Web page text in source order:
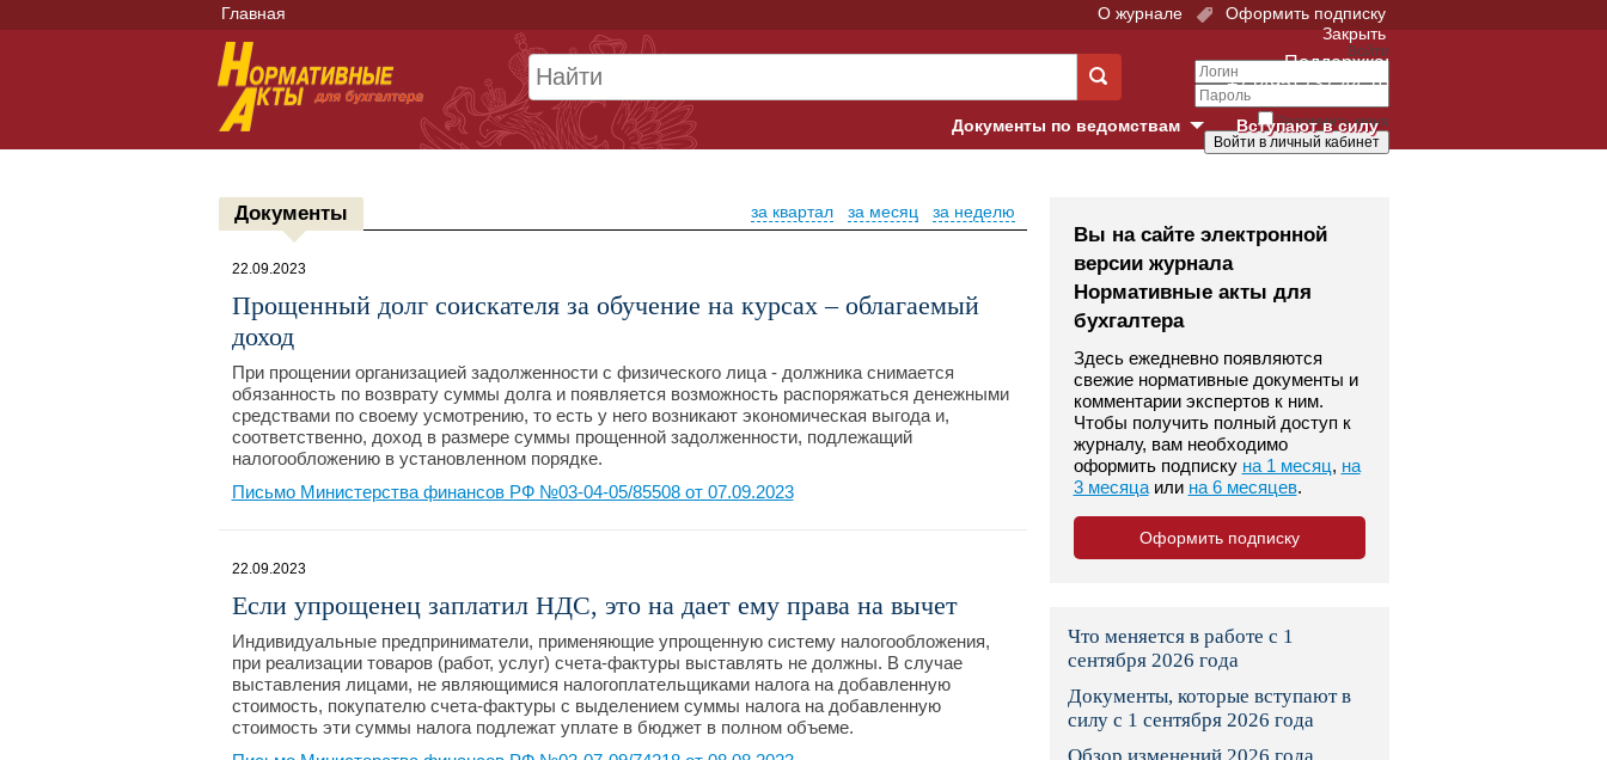
Главная О журнале
Оформить подписку
Закрыть
Войти
Запомнить меня
Поддержка:
+7 (495) 737-44-10
Вступают в силу
Документы по ведомствам
Банк России
Верховный Суд
Гострудинспекция в г. Москве
Конституционный Суд
Пенсионный фонд
Правительство
Социальный фонд России
Документы за неделю
за месяц
за квартал
22.09.2023
Прощенный долг соискателя за обучение на курсах – облагаемый
доход
При прощении организацией задолженности с физического лица - должника снимается
обязанность по возврату суммы долга и появляется возможность распоряжаться денежными
средствами по своему усмотрению, то есть у него возникают экономическая выгода и,
соответственно, доход в размере суммы прощенной задолженности, подлежащий
налогообложению в установленном порядке.
Письмо Министерства финансов РФ №03-04-05/85508 от 07.09.2023
22.09.2023
Если упрощенец заплатил НДС, это на дает ему права на вычет
Индивидуальные предприниматели, применяющие упрощенную систему налогообложения,
при реализации товаров (работ, услуг) счета-фактуры выставлять не должны. В случае
выставления лицами, не являющимися налогоплательщиками налога на добавленную
стоимость, покупателю счета-фактуры с выделением суммы налога на добавленную
стоимость эти суммы налога подлежат уплате в бюджет в полном объеме.
Вы на сайте электронной
версии журнала
Нормативные акты для
бухгалтера
Здесь ежедневно появляются
свежие нормативные документы и
комментарии экспертов к ним.
Чтобы получить полный доступ к
журналу, вам необходимо
оформить подписку на 1 месяц, на
3 месяцаили на 6 месяцев.
Оформить подписку
Что меняется в работе с 1
сентября 2026 года
Документы, которые вступают в
силу с 1 сентября 2026 года